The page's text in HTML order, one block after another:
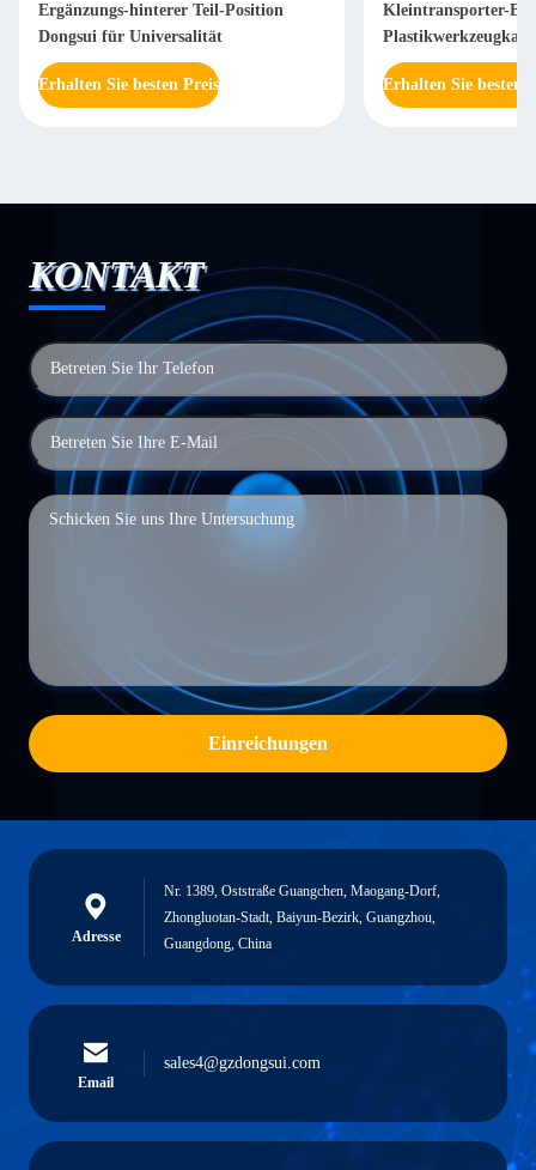
Ergänzungs-hinterer Teil-Position
Dongsui für Universalität
Erhalten Sie besten Preis
Kleintransporter-
Erhalten Sie besten
KONTAKT
Einreichungen
Adresse
Nr. 1389, Oststraße Guangchen, Maogang-Dorf,
Zhongluotan-Stadt, Baiyun-Bezirk, Guangzhou,
Guangdong, China
Email
sales4@gzdongsui.com